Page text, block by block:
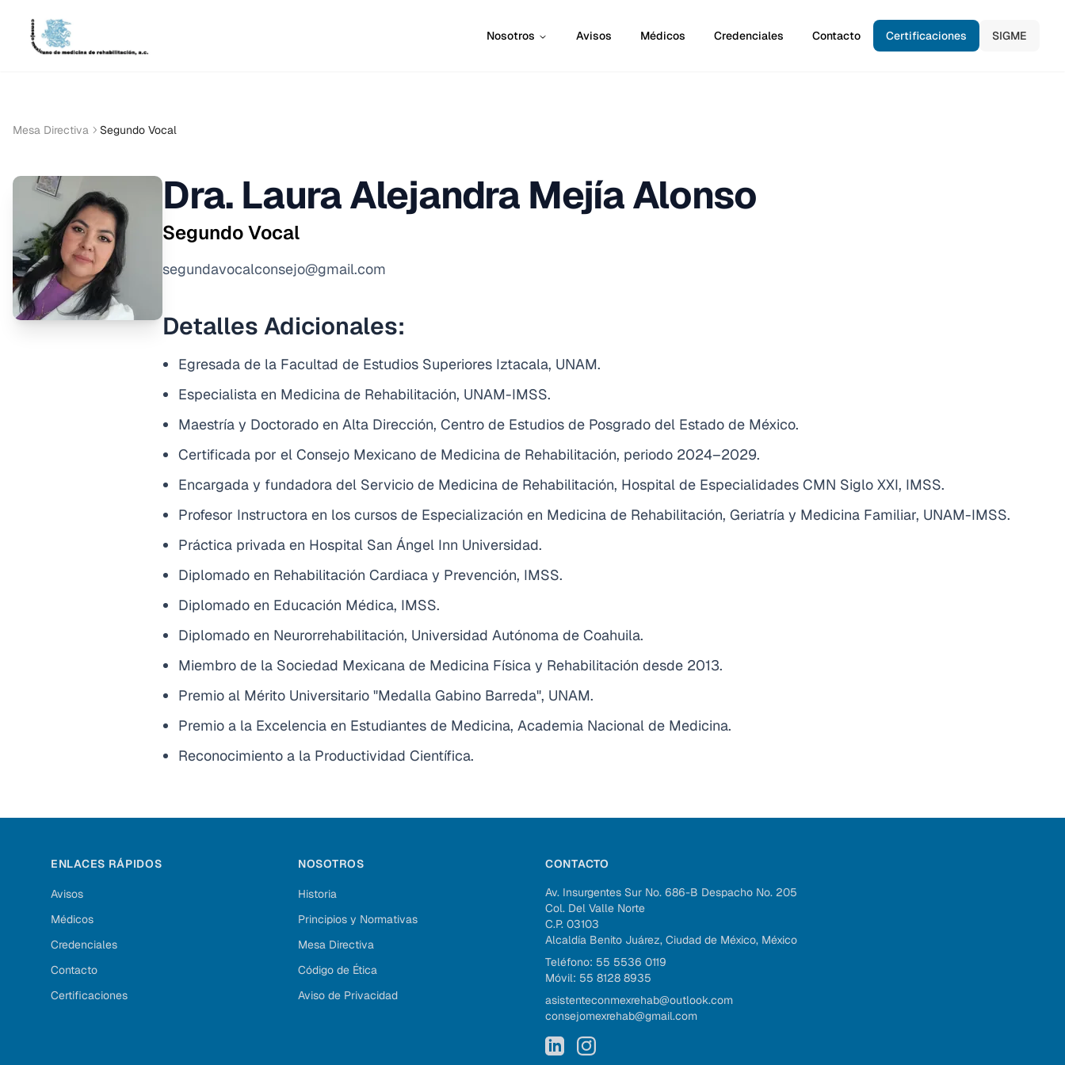
Nosotros Avisos Médicos Credenciales Contacto Certificaciones SIGME
Mesa Directiva Segundo Vocal
Dra. Laura Alejandra Mejía Alonso
Segundo Vocal
segundavocalconsejo@gmail.com
Detalles Adicionales:
Egresada de la Facultad de Estudios Superiores Iztacala, UNAM.
Especialista en Medicina de Rehabilitación, UNAM-IMSS.
Maestría y Doctorado en Alta Dirección, Centro de Estudios de Posgrado del Estado de México.
Certificada por el Consejo Mexicano de Medicina de Rehabilitación, periodo 2024–2029.
Encargada y fundadora del Servicio de Medicina de Rehabilitación, Hospital de Especialidades CMN Siglo XXI, IMSS.
Profesor Instructora en los cursos de Especialización en Medicina de Rehabilitación, Geriatría y Medicina Familiar, UNAM-IMSS.
Práctica privada en Hospital San Ángel Inn Universidad.
Diplomado en Rehabilitación Cardiaca y Prevención, IMSS.
Diplomado en Educación Médica, IMSS.
Diplomado en Neurorrehabilitación, Universidad Autónoma de Coahuila.
Miembro de la Sociedad Mexicana de Medicina Física y Rehabilitación desde 2013.
Premio al Mérito Universitario "Medalla Gabino Barreda", UNAM.
Premio a la Excelencia en Estudiantes de Medicina, Academia Nacional de Medicina.
Reconocimiento a la Productividad Científica.
ENLACES RÁPIDOS
Avisos
Médicos
Credenciales
Contacto
Certificaciones
NOSOTROS
Historia
Principios y Normativas
Mesa Directiva
Código de Ética
Aviso de Privacidad
CONTACTO
Av. Insurgentes Sur No. 686-B Despacho No. 205
Col. Del Valle Norte
C.P. 03103
Alcaldía Benito Juárez, Ciudad de México, México
Teléfono: 55 5536 0119
Móvil: 55 8128 8935
asistenteconmexrehab@outlook.com
consejomexrehab@gmail.com
LinkedInInstagram